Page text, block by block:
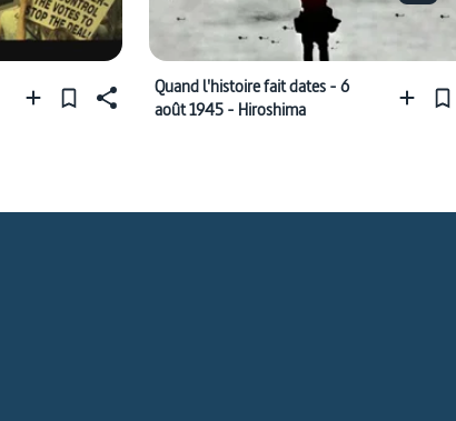
Quand l'histoire fait dates - 6
août 1945 - Hiroshima